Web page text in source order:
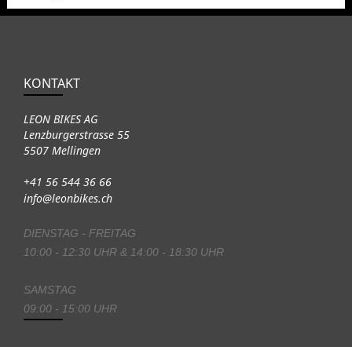
KONTAKT
LEON BIKES AG
Lenzburgerstrasse 55
5507 Mellingen
+41 56 544 36 66
info@leonbikes.ch
DIENSTAG - FREITAG
10:00 - 12:30 UHR & 14:00 - 18:30 UHR
SAMSTAG
09:00 - 15:00 UHR